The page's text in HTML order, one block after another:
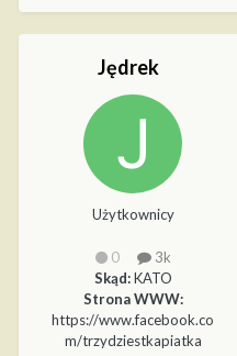
Jędrek
Użytkownicy
0
3k
Skąd:KATO
Strona WWW:
https://www.facebook.co
m/trzydziestkapiatka